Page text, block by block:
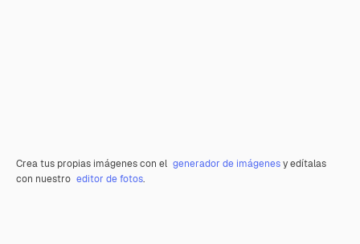
Crea tus propias imágenes con el generador de imágenesy edítalas
con nuestro editor de fotos.